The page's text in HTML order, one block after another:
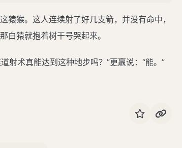
猴。这人连续射了好几支箭，并没有命中，
白猿就抱着树干号哭起来。
射术真能达到这种地步吗？”更羸说：“能。”